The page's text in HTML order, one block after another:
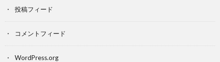
投稿フィード
コメントフィード
WordPress.org